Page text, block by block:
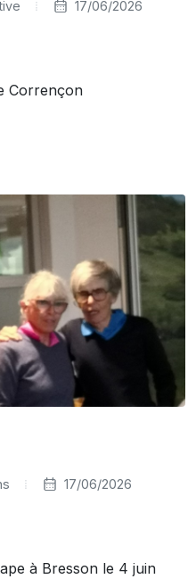
17/06/2026
Corrençon
17/06/2026
à Bresson le 4 juin